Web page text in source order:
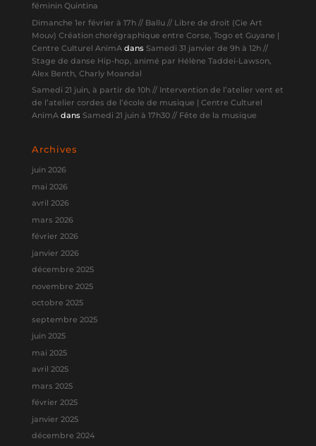
féminin Quintina
Dimanche 1er février à 17h // Ballu // Libre de droit (Cie Art
Mouv) Création chorégraphique entre Corse, Togo et Guyane |
Centre Culturel AnimAdans Samedi 31 janvier de 9h à 12h //
Stage de danse Hip-hop, animé par Hélène Taddei-Lawson,
Alex Benth, Charly Moandal
Samedi 21 juin, à partir de 10h // Intervention de l’atelier vent et
de l’atelier cordes de l’école de musique | Centre Culturel
AnimAdans Samedi 21 juin à 17h30 // Fête de la musique
Archives
juin 2026
mai 2026
avril 2026
mars 2026
février 2026
janvier 2026
décembre 2025
novembre 2025
octobre 2025
septembre 2025
juin 2025
mai 2025
avril 2025
mars 2025
février 2025
janvier 2025
décembre 2024